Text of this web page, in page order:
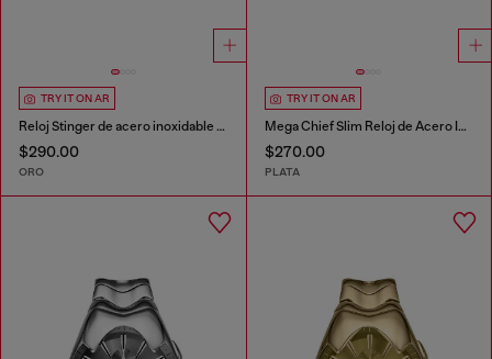
TRY IT ON AR
Reloj Stinger de acero inoxidable en tono dorado
$290.00
ORO
TRY IT ON AR
Mega Chief Slim Reloj de Acero Inoxidable
$270.00
PLATA